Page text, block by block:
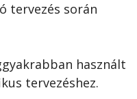
tervezés során
használt
tervezéshez.